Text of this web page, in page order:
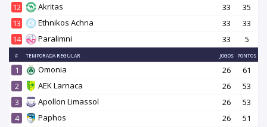
12
Akritas 33
35
13
Ethnikos Achna 33
33
14
Paralimni 33 5
# TEMPORADA REGULAR JOGOS PONTOS
1 Omonia 26
61
2
AEK Larnaca 26
53
3
Apollon Limassol 26
53
4
Paphos 26
51